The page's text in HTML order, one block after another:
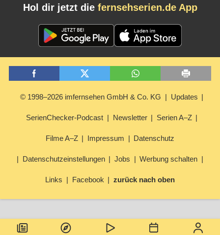
Hol dir jetzt die fernsehserien.de App
© 1998–2026 imfernsehen GmbH & Co. KG Updates
SerienChecker-Podcast Newsletter Serien A–Z
Filme A–Z Impressum Datenschutz
Datenschutzeinstellungen Jobs Werbung schalten
Links Facebook zurück nach oben